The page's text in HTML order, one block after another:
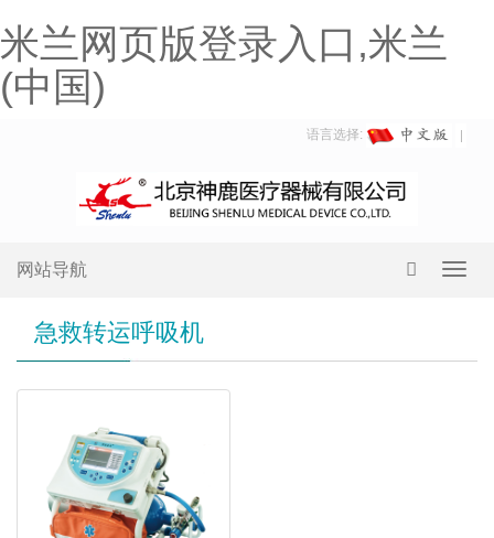
米兰网页版登录入口,米兰
(中国)
语言选择:
网站导航
急救转运呼吸机